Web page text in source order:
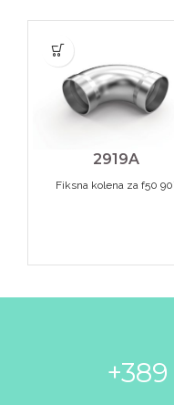
2919A
Fiksna kolena za f50
+389